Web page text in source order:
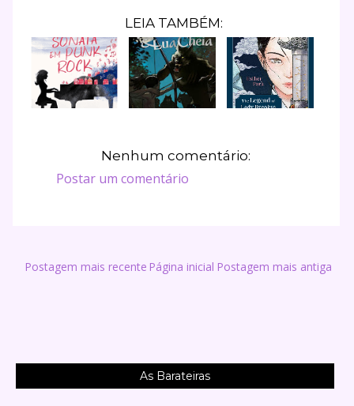
LEIA TAMBÉM:
Nenhum comentário:
Postar um comentário
Postagem mais recente Postagem mais antiga
Página inicial
As Barateiras